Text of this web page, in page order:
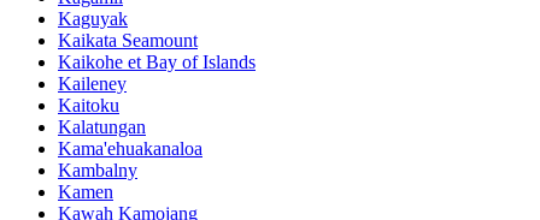
Kaguyak
Kaikata Seamount
Kaikohe et Bay of Islands
Kaileney
Kaitoku
Kalatungan
Kama'ehuakanaloa
Kambalny
Kamen
Kawah Kamojang